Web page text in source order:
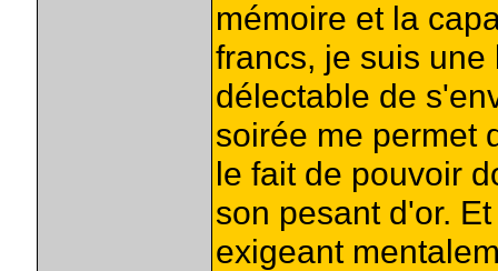
mémoire et la
francs, je suis
délectable de
soirée me permet
le fait de pouvoir
son pesant d'or.
exigeant